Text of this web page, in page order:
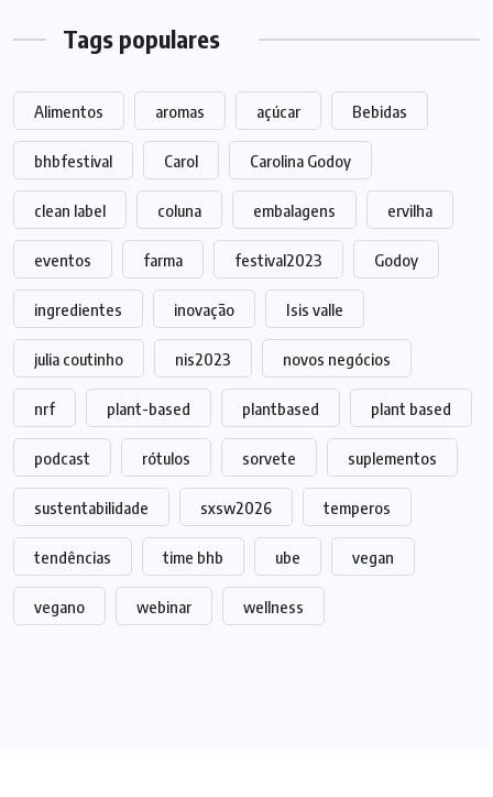
Tags populares
Alimentos aromas açúcar Bebidas
bhbfestival Carol Carolina Godoy
clean label coluna embalagens ervilha
eventos farma festival2023 Godoy
ingredientes inovação Isis valle
julia coutinho nis2023 novos negócios
nrf plant-based plantbased plant based
podcast rótulos sorvete suplementos
sustentabilidade sxsw2026 temperos
tendências time bhb ube vegan
vegano webinar wellness